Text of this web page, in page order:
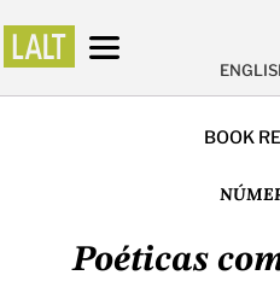
BOOK
Poéticas